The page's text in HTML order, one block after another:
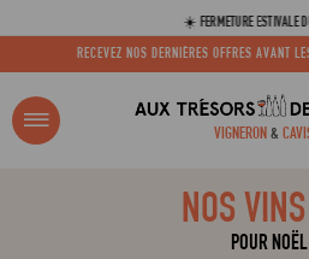
☀️ FERMETURE ESTIVALE DU 3
RECEVEZ NOS DERNIÈRES OFFRES AVANT
VIGNERON&
?
NOS
POUR NOËL